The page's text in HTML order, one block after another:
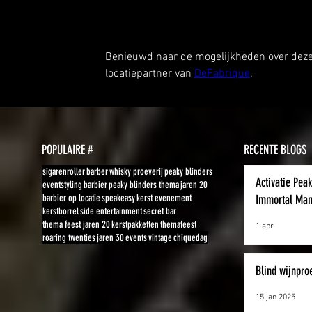
Benieuwd naar de mogelijkheden over
locatiepartner van DeFabrique.
POPULAIRE #
sigarenrollerbarberwhisky proeverijpeaky blinders
eventstylingbarbierpeaky blinders themajaren 20
barbier op locatiespeakeasykerst evenement
kerstborrelside entertainmentsecret bar
thema feest jaren 20kerstpakkettenthemafeest
roaring twentiesjaren 30eventsvintagechiquedag
RECENTE BLOGS
Activatie
Immortal
1 apr
Blind
15 jan 2025